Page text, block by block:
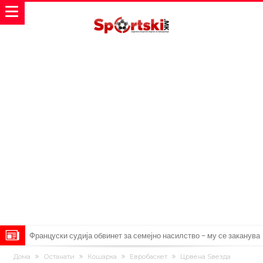
Француски судија обвинет за семејно насилство – му се заканува
18 месеци затвор
Ова никогаш не му се случило на Новак: Синер и Алкараз се
Дома Останати Кошарка Евробаскет
Црвена Ѕвезда